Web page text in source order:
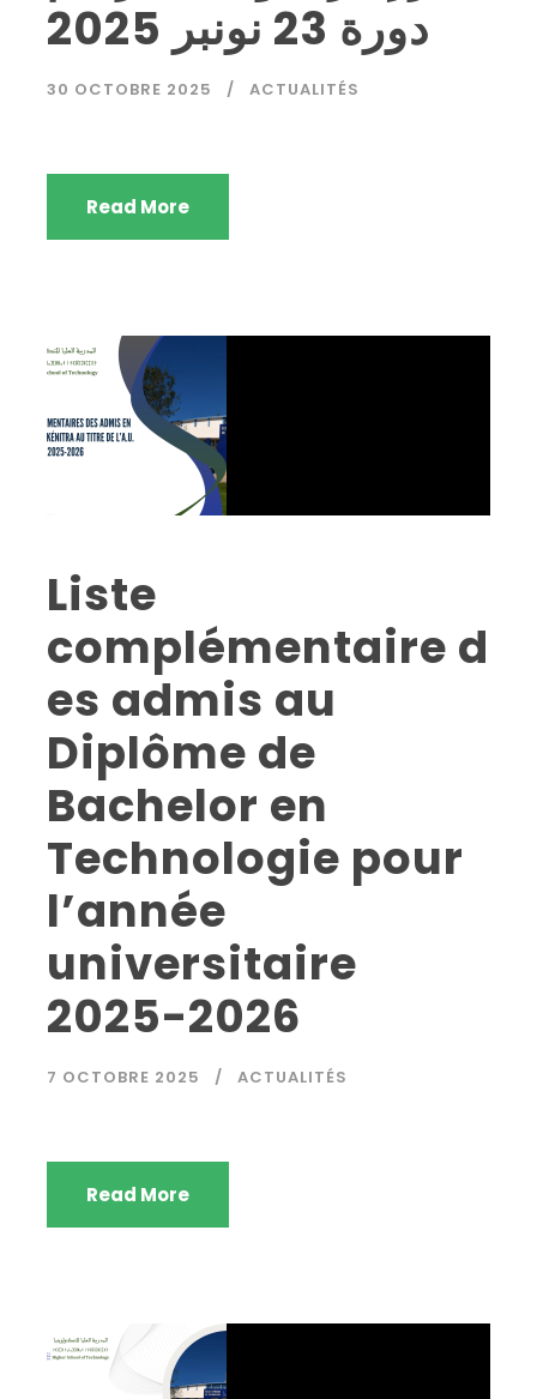
دورة 23 نونبر 2025
30 OCTOBRE 2025 ACTUALITÉS
Read More
Liste
complémentaire d
es admis au
Diplôme de
Bachelor en
Technologie pour
l’année
universitaire
2025-2026
7 OCTOBRE 2025 ACTUALITÉS
Read More